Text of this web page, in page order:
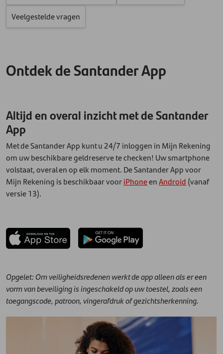
Veelgestelde vragen
Ontdek de Santander App
Altijd en overal inzicht met de Santander
App
Met de Santander App kunt u 24/7 inloggen in Mijn Rekening
om uw beschikbare geldreserve te checken! Uw smartphone
volstaat, overal en op elk moment. De Santander App voor
Mijn Rekening is beschikbaar vooriPhoneenAndroid (vanaf
versie 13).
Opgelet: Om veiligheidsredenen werkt de app alleen als er een
vorm van beveiliging is ingeschakeld op uw toestel, zoals een
toegangscode, patroon, vingerafdruk of gezichtsherkenning.